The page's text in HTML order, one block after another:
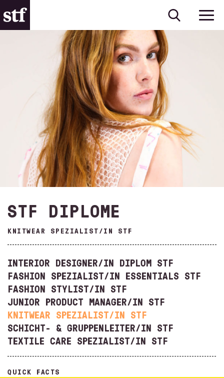
STF DIPLOME
KNITWEAR SPEZIALIST/IN STF
INTERIOR DESIGNER/IN DIPLOM STF
FASHION SPEZIALIST/IN ESSENTIALS STF
FASHION STYLIST/IN STF
JUNIOR PRODUCT MANAGER/IN STF
KNITWEAR SPEZIALIST/IN STF
SCHICHT- & GRUPPENLEITER/IN STF
TEXTILE CARE SPEZIALIST/IN STF
QUICK FACTS